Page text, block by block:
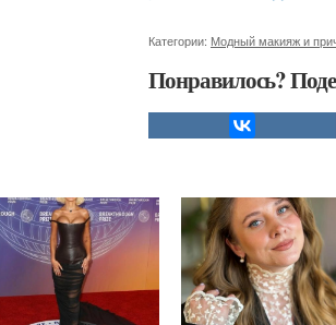
Категории: Модный макияж и
Понравилось?